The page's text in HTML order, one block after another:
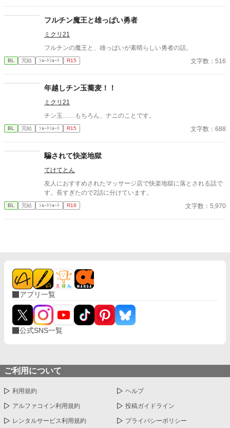
フルチン魔王と雄っぱい勇者
ミクリ21
フルチンの魔王と、雄っぱいが素晴らしい勇者の話。
BL 完結 ｼｮｰﾄｼｮｰﾄ R15 文字数：516
年越しチン玉蕎麦！！
ミクリ21
チン玉……もちろん、ナニのことです。
BL 完結 ｼｮｰﾄｼｮｰﾄ R15 文字数：688
騙されて快楽地獄
てけてとん
友人におすすめされたマッサージ店で快楽地獄に落とされる話で
す。長すぎたので2話に分けています。
BL 完結 ｼｮｰﾄｼｮｰﾄ R18 文字数：5,970
アプリ一覧
公式SNS一覧
ご利用について
利用規約 ヘルプ
アルファコイン利用規約 投稿ガイドライン
レンタルサービス利用規約 プライバシーポリシー